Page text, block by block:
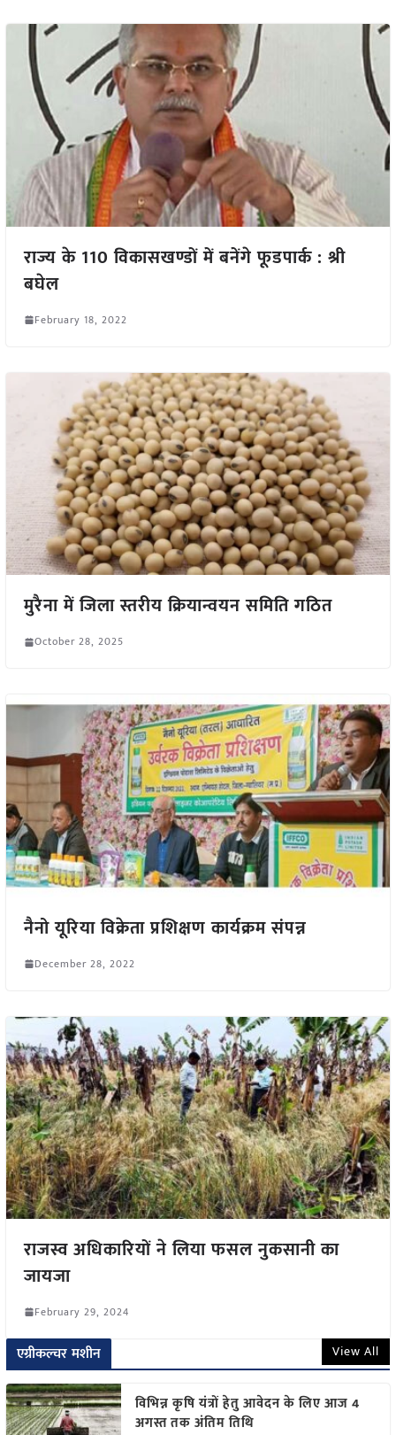
राज्य के 110 विकासखण्डों में बनेंगे फूडपार्क : श्री
बघेल
February 18, 2022
मुरैना में जिला स्तरीय क्रियान्वयन समिति गठित
October 28, 2025
नैनो यूरिया विक्रेता प्रशिक्षण कार्यक्रम संपन्न
December 28, 2022
राजस्व अधिकारियों ने लिया फसल नुकसानी का
जायजा
February 29, 2024
एग्रीकल्चर मशीन View All
विभिन्न कृषि यंत्रों हेतु आवेदन के लिए आज 4
अगस्त तक अंतिम तिथि